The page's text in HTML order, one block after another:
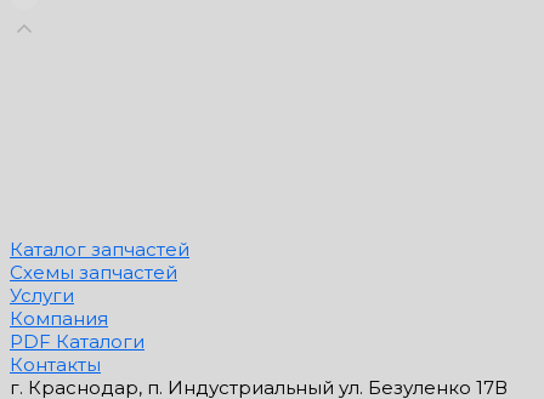
Каталог запчастей
Схемы запчастей
Услуги
Компания
PDF Каталоги
Контакты
г. Краснодар, п. Индустриальный ул. Безуленко 17В